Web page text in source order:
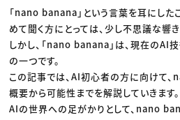
クリエイターインタビュー
C＆R Magazine
ニュース・トレンド トップ
Web
映像
ゲーム・エンタメ
広告
出版
CREATIVE VILLAGEからのお知
「nano banana」という言葉を耳にした
めて聞く方にとっては、少し不思議な響
しかし、「nano banana」は、現在のAI
の一つです。
この記事では、AI初心者の方に向けて
概要から可能性までを解説していきます。
AIの世界への足がかりとして、nano